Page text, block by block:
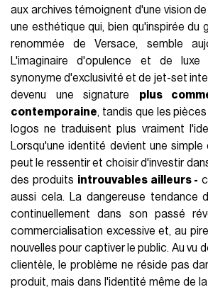
aux archives témoignent d'une vision
une esthétique qui, bien qu'inspirée du
renommée de Versace, semble
L'imaginaire d'opulence et de luxe
synonyme d'exclusivité et de jet-set
devenu une signature plus
contemporaine, tandis que les
logos ne traduisent plus vraiment
Lorsqu'une identité devient une
peut le ressentir et choisir d'investir
des produits introuvables ailleurs -
aussi cela. La dangereuse tendance
continuellement dans son passé
commercialisation excessive et, au
nouvelles pour captiver le public. Au vu
clientèle, le problème ne réside pas
produit, mais dans l'identité même de